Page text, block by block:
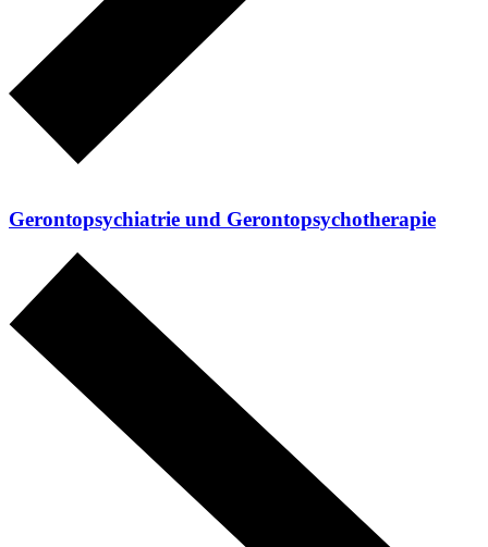
Geronto­psychiatrie und Geronto­psychotherapie